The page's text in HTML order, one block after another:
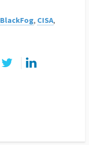
BlackFog, CISA,